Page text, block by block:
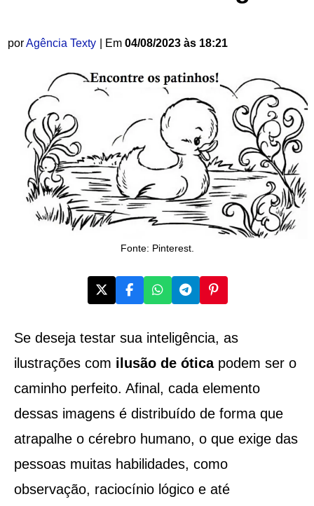
porAgência Texty | Em 04/08/2023 às 18:21
Fonte: Pinterest.
Se deseja testar sua inteligência, as
ilustrações com ilusão de ótica podem ser o
caminho perfeito. Afinal, cada elemento
dessas imagens é distribuído de forma que
atrapalhe o cérebro humano, o que exige das
pessoas muitas habilidades, como
observação, raciocínio lógico e até